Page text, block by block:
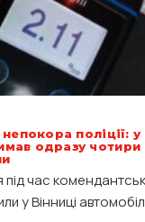
поліції: у
одразу чотири
під час
у Вінниці